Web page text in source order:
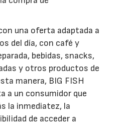
una oferta adaptada a
del día, con café y
bebidas, snacks,
y otros productos de
manera, BIG FISH
a un consumidor que
la inmediatez, la
de acceder a